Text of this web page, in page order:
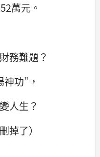
萬元。
務難題？
功"，
人生？
掉了）